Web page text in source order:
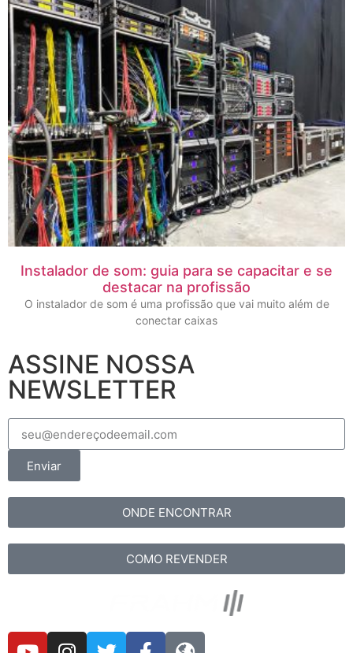
Instalador de som: guia para se capacitar e se
destacar na profissão
O instalador de som é uma profissão que vai muito além de
conectar caixas
ASSINE NOSSA
NEWSLETTER
Enviar
ONDE ENCONTRAR
COMO REVENDER